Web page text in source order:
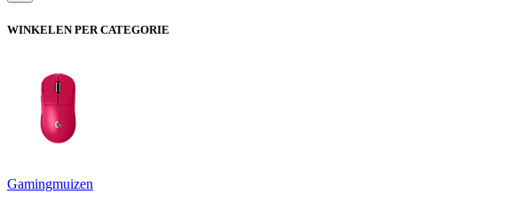
WINKELEN PER CATEGORIE
Gamingmuizen